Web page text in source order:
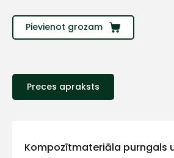
Pievienot grozam
Preces apraksts
Kompozītmateriāla purngals
ar
+